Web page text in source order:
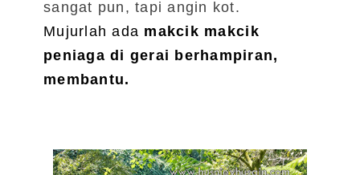
sangat pun, tapi angin kot.
Mujurlah ada makcik makcik
peniaga di gerai berhampiran,
membantu.